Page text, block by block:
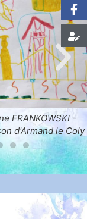
MIGNE - La
verte